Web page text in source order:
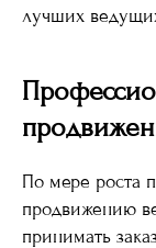
лучших
По мере роста
продвижению
принимать